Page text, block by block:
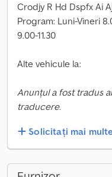
Crodjy R Hd Dspfx Ai
Program: Luni-Vineri
9.00-11.30
Alte vehicule la:
Anunțul a fost tradus
traducere.
Solicitați mai